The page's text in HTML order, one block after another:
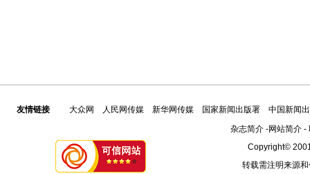
友情链接 大众网 人民网传媒 新华网传媒 国家新闻出版署
中国新闻
杂志简介-网站简介-
Copyright©
转载需注明来源